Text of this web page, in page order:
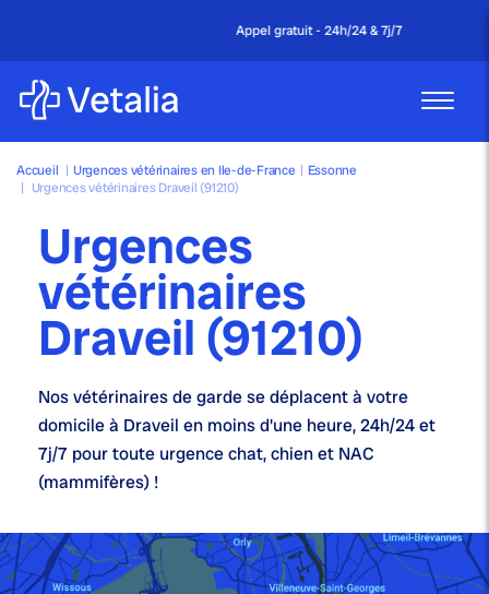
Appel gratuit - 24h/24 & 7j/7
Accueil | Urgences vétérinaires en Ile-de-France | Essonne
| Urgences vétérinaires Draveil (91210)
Urgences
vétérinaires
Draveil (91210)
Nosvétérinaires de gardese déplacent à votre
domicile à Draveil en moins d'une heure,24h/24 et
7j/7 pour toute urgence chat, chien et NAC
(mammifères) !